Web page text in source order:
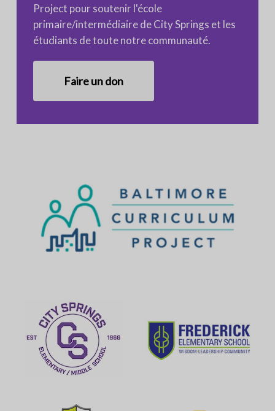
Project pour soutenir l'école
primaire/intermédiaire de City Springs et les
étudiants de toute notre communauté.
Faire un don